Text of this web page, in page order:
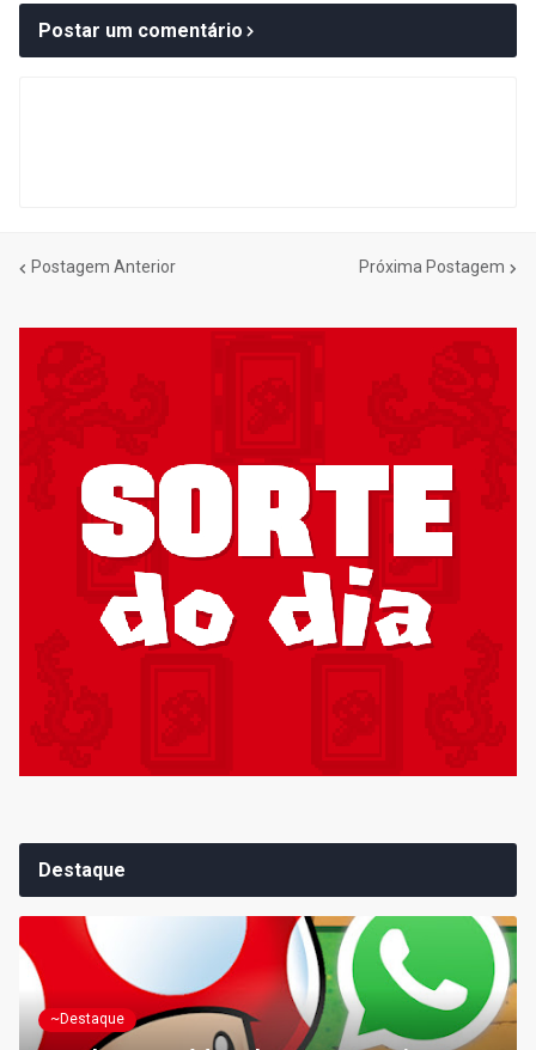
Postar um comentário
Postagem Anterior Próxima Postagem
Destaque
~Destaque